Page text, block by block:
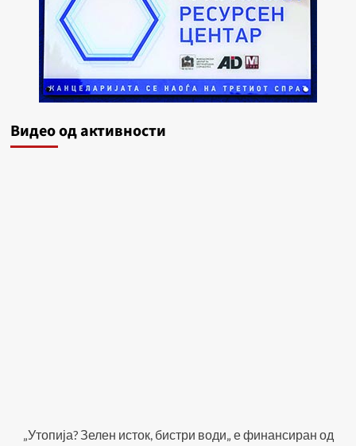
Видеo од активности
„Утопија? Зелен исток, бистри води„ е финансиран од